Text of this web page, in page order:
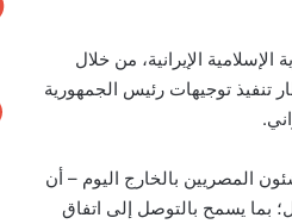
الإيرانية، من خلال
توجيهات رئيس الجمهورية
المصريين بالخارج اليوم – أن
بما يسمح بالتوصل إلى اتفاق